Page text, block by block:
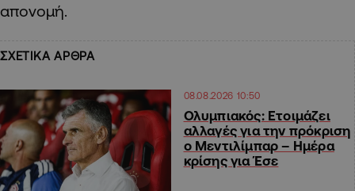
απονομή.
ΣΧΕΤΙΚΑ ΑΡΘΡΑ
08.08.2026 10:50
Ολυμπιακός: Ετοιμάζει
αλλαγές για την πρόκριση
ο Μεντιλίμπαρ – Ημέρα
κρίσης για Έσε